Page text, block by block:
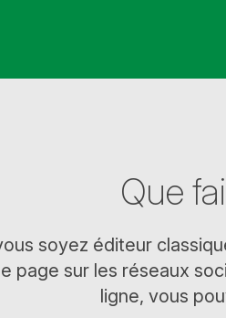
Que
soyez éditeur
page sur les réseaux
ligne, vous